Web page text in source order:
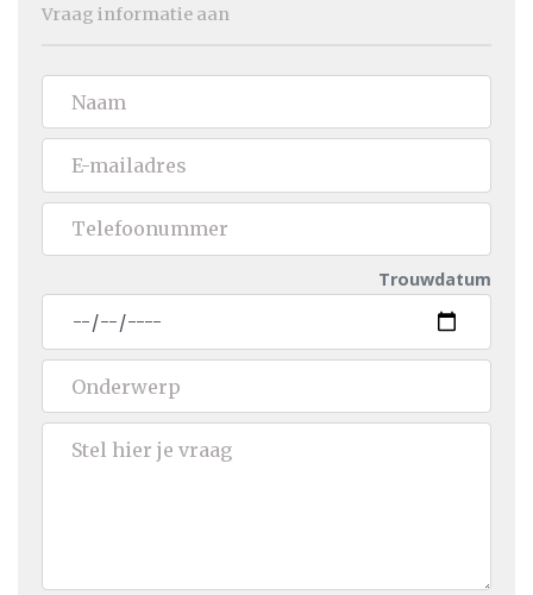
Vraag informatie aan
Trouwdatum